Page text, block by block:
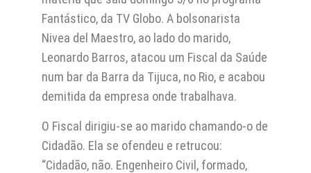
Fantástico, da TV Globo. A bolsonarista
Nivea del Maestro, ao lado do marido,
Leonardo Barros, atacou um Fiscal da Saúde
num bar da Barra da Tijuca, no Rio, e acabou
demitida da empresa onde trabalhava.
O Fiscal dirigiu-se ao marido chamando-o de
Cidadão. Ela se ofendeu e retrucou:
“Cidadão, não. Engenheiro Civil, formado,